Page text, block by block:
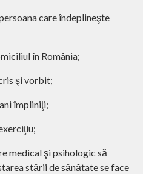
care îndeplineşte
în România;
şi vorbit;
împliniţi;
medical şi psihologic să
stării de sănătate se face